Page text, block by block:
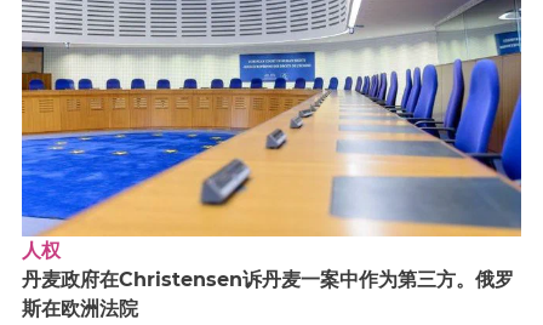
人权
丹麦政府在Christensen诉丹麦一案中作为第三方。俄罗
斯在欧洲法院